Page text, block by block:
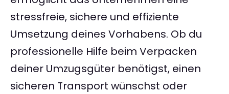
stressfreie, sichere und effiziente
Umsetzung deines Vorhabens. Ob du
professionelle Hilfe beim Verpacken
deiner Umzugsgüter benötigst, einen
sicheren Transport wünschst oder